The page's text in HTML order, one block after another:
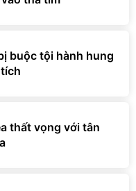
buộc tội hành hung
thất vọng với tân